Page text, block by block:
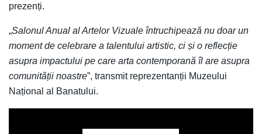
prezenți.
„Salonul Anual al Artelor Vizuale întruchipează nu doar un
moment de celebrare a talentului artistic, ci și o reflecție
asupra impactului pe care arta contemporană îl are asupra
comunității noastre”, transmit reprezentanții Muzeului
Național al Banatului.